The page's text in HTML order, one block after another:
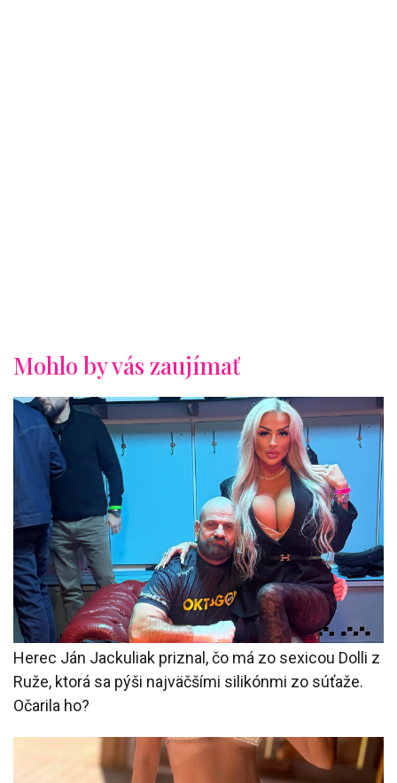
Mohlo by vás zaujímať
Herec Ján Jackuliak priznal, čo má zo sexicou Dolli z
Ruže, ktorá sa pýši najväčšími silikónmi zo súťaže.
Očarila ho?